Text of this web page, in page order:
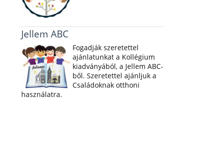
Jellem ABC
Fogadják szeretettel
ajánlatunkat a Kollégium
kiadványából, a Jellem ABC-
ből. Szeretettel ajánljuk a
Családoknak otthoni
használatra.